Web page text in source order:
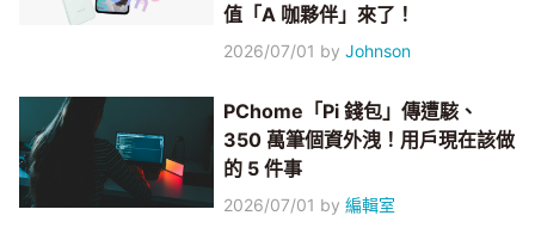
值「A 咖夥伴」來了！
2026/07/01 byJohnson
PChome「Pi 錢包」傳遭駭、
350 萬筆個資外洩！用戶現在該做
的 5 件事
2026/07/01 by編輯室